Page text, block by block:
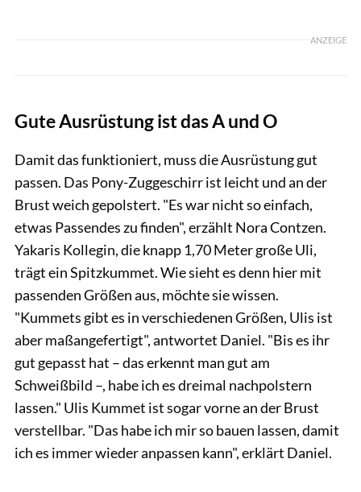
ANZEIGE
Gute Ausrüstung ist das A und O
Damit das funktioniert, muss die Ausrüstung gut
passen. Das Pony-Zuggeschirr ist leicht und an der
Brust weich gepolstert. "Es war nicht so einfach,
etwas Passendes zu finden", erzählt Nora Contzen.
Yakaris Kollegin, die knapp 1,70 Meter große Uli,
trägt ein Spitzkummet. Wie sieht es denn hier mit
passenden Größen aus, möchte sie wissen.
"Kummets gibt es in verschiedenen Größen, Ulis ist
aber maßangefertigt", antwortet Daniel. "Bis es ihr
gut gepasst hat – das erkennt man gut am
Schweißbild –, habe ich es dreimal nachpolstern
lassen." Ulis Kummet ist sogar vorne an der Brust
verstellbar. "Das habe ich mir so bauen lassen, damit
ich es immer wieder anpassen kann", erklärt Daniel.